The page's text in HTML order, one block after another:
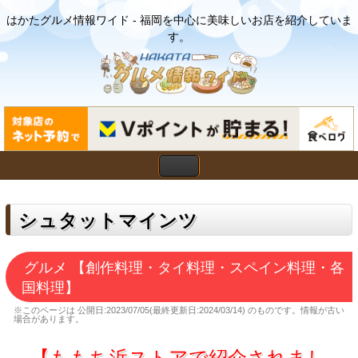
はかたグルメ情報ワイド - 福岡を中心に美味しいお店を紹介していま
す。
シュタットマインツ
グルメ 【創作料理・タイ料理・スペイン料理・各
国料理】
※このページは 公開日:2023/07/05(最終更新日:2024/03/14) のものです。情報が古い
場合があります。